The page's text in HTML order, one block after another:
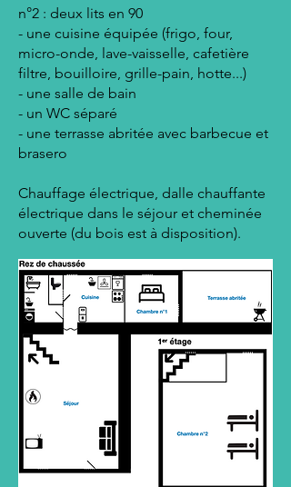
n°2 : deux lits en 90
- une cuisine équipée (frigo, four,
micro-onde, lave-vaisselle, cafetière
filtre, bouilloire, grille-pain, hotte...)
- une salle de bain
- un WC séparé
- une terrasse abritée avec barbecue et
brasero
Chauffage électrique, dalle chauffante
électrique dans le séjour et cheminée
ouverte (du bois est à disposition).